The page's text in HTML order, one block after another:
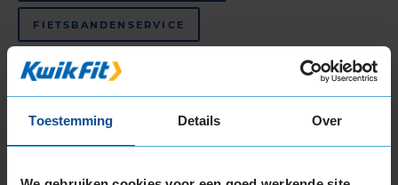
Toestemming Details Over
FIETSBANDENSERVICE
Bekijk al onze
KwikFit is
in Enschedeen auto-onderhoud in Enschede
Klantbeoordelingen